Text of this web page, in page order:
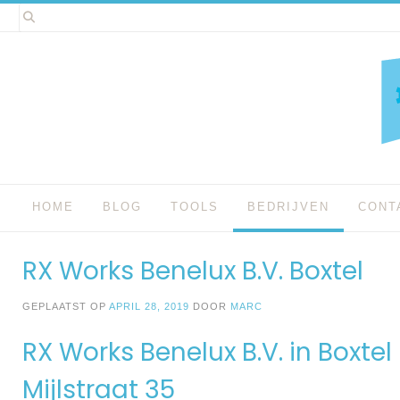
Spring
naar
HOME BLOG TOOLS BEDRIJVEN
RX Works Benelux B.V. Boxtel
GEPLAATST OP APRIL 28, 2019 DOOR MARC
RX Works Benelux B.V. in Boxtel
Mijlstraat 35